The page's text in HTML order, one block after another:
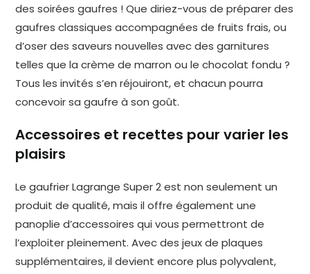
des soirées gaufres ! Que diriez-vous de préparer des
gaufres classiques accompagnées de fruits frais, ou
d’oser des saveurs nouvelles avec des garnitures
telles que la crème de marron ou le chocolat fondu ?
Tous les invités s’en réjouiront, et chacun pourra
concevoir sa gaufre à son goût.
Accessoires et recettes pour varier les
plaisirs
Le gaufrier Lagrange Super 2 est non seulement un
produit de qualité, mais il offre également une
panoplie d’accessoires qui vous permettront de
l’exploiter pleinement. Avec des jeux de plaques
supplémentaires, il devient encore plus polyvalent,